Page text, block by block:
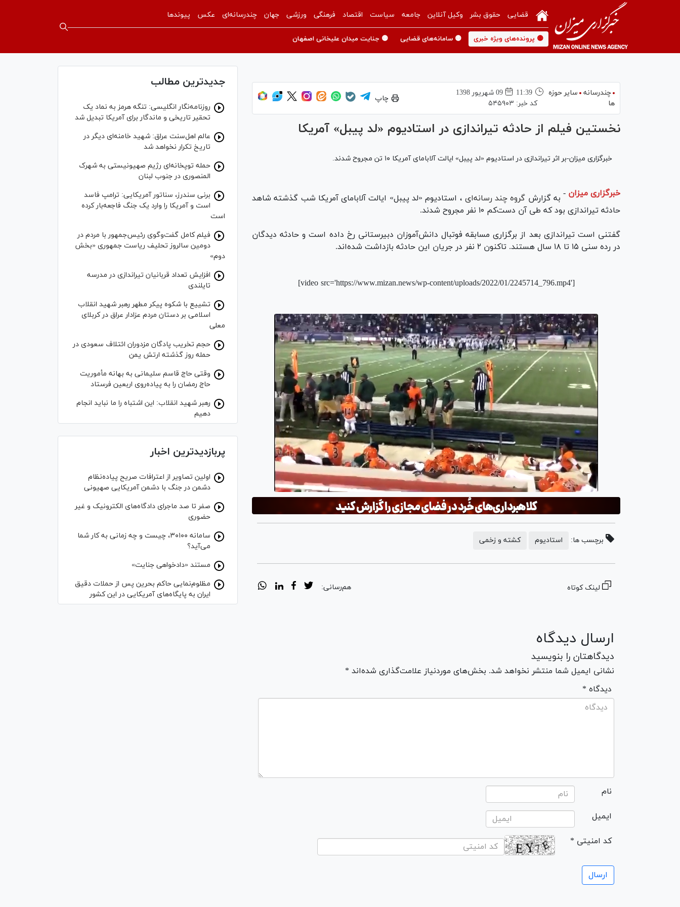
قضایی حقوق بشر وکیل آنلاین جامعه سیاست اقتصاد فرهنگی ورزشی جهان چندرسانه‌ای عکس پیوندها
🟡 پرونده‌های ویژه خبری 🟡 سامانه‌های قضایی 🟡 جنایت میدان علیخانی اصفهان
چندرسانه
سایر حوزه
ها
11:39
09 شهريور 1398
کد خبر: ۵۴۵۹۰۳
چاپ
نخستین فیلم از حادثه تیراندازی در استادیوم «لد پیبل» آمریکا
خبرگزاری میزان-بر اثر تیراندازی در استادیوم «لد پیبل» ایالت آلابامای آمریکا ۱۰ تن مجروح شدند.
خبرگزاری میزان - به گزارش گروه چند رسانه‌ای ، استادیوم «لد پیبل» ایالت آلابامای آمریکا شب گذشته شاهد
حادثه تیراندازی بود که طی آن دست‌کم ۱۰ نفر مجروح شدند.
گفتنی است تیراندازی بعد از برگزاری مسابقه فوتبال دانش‌آموزان دبیرستانی رخ داده است و حادثه دیدگان
در رده سنی ۱۵ تا ۱۸ سال هستند. تاکنون ۲ نفر در جریان این حادثه بازداشت شده‌اند.
[video src='https://www.mizan.news/wp-content/uploads/2022/01/2245714_796.mp4']
برچسب ها: استادیوم کشته و زخمی
لینک کوتاه هم‌رسانی:
ارسال دیدگاه
دیدگاهتان را بنویسید
نشانی ایمیل شما منتشر نخواهد شد. بخش‌های موردنیاز علامت‌گذاری شده‌اند *
* دیدگاه
نام
ایمیل
* کد امنیتی
جدیدترین مطالب
روزنامه‌نگار انگلیسی: تنگه هرمز به نماد یک
تحقیر تاریخی و ماندگار برای آمریکا تبدیل شد
عالم اهل‌سنت عراق: شهید خامنه‌ای دیگر در
تاریخ تکرار نخواهد شد
حمله توپخانه‌ای رژیم صهیونیستی به شهرک
المنصوری در جنوب لبنان
برنی سندرز، سناتور آمریکایی: ترامپ فاسد
است و آمریکا را وارد یک جنگ فاجعه‌بار کرده
است
فیلم کامل گفت‌وگوی رئیس‌جمهور با مردم در
دومین سالروز تحلیف ریاست جمهوری «بخش
دوم»
افزایش تعداد قربانیان تیراندازی در مدرسه
تایلندی
تشییع با شکوه پیکر مطهر رهبر شهید انقلاب
اسلامی بر دستان مردم عزادار عراق در کربلای
معلی
حجم تخریب پادگان مزدوران ائتلاف سعودی در
حمله روز گذشته ارتش یمن
وقتی حاج قاسم سلیمانی به بهانه مأموریت
حاج رمضان را به پیاده‌روی اربعین فرستاد
رهبر شهید انقلاب: این اشتباه را ما نباید انجام
دهیم
پربازدیدترین اخبار
اولین تصاویر از اعترافات صریح پیاده‌نظام‌
دشمن در جنگ با دشمن آمریکایی صهیونی
صفر تا صد ماجرای دادگاه‌های الکترونیک و غیر
حضوری
سامانه ۳۰۱۰۰، چیست و چه زمانی به کار شما
می‌آید؟
مستند «دادخواهی جنایت»
مظلوم‌نمایی حاکم بحرین پس از حملات دقیق
ایران به پایگاه‌های آمریکایی در این کشور